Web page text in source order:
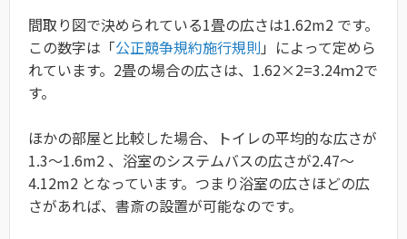
間取り図で決められている1畳の広さは1.62m2 です。
この数字は「公正競争規約施行規則 」によって定めら
れています。2畳の場合の広さは、1.62×2=3.24ｍ2で
す。
ほかの部屋と比較した場合、トイレの平均的な広さが
1.3～1.6m2 、浴室のシステムバスの広さが2.47～
4.12m2 となっています。つまり浴室の広さほどの広
さがあれば、書斎の設置が可能なのです。